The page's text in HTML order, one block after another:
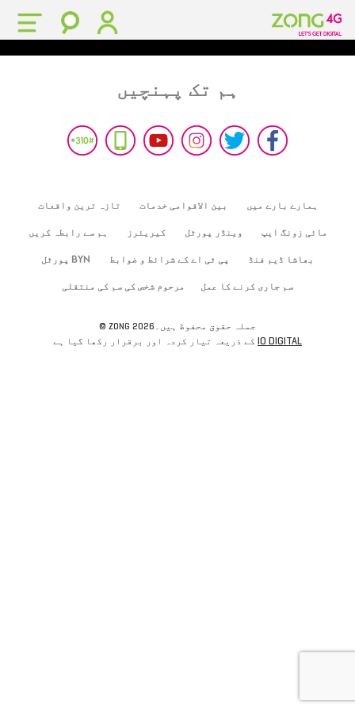
ہم تک پہنچیں
ہمارے بارے میں بین الاقوامی خدمات تازہ ترین واقعات
مائی زونگ ایپ وینڈر پورٹل کیریئرز ہم سے رابطہ کریں
بھاشا ڈیم فنڈ پی ٹی اے کے شرائط و ضوابط BYN پورٹل
سم جاری کرنے کا عمل مرحوم شخص کی سم کی منتقلی
© ZONG 2026جملہ حقوق محفوظ ہیں۔
IO DIGITAL